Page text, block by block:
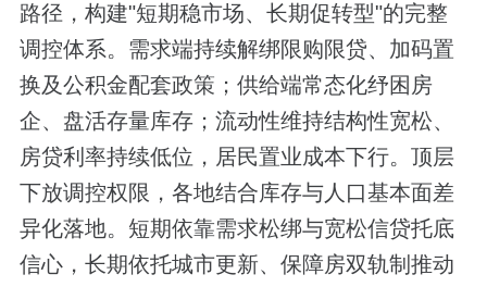
路径，构建"短期稳市场、长期促转型"的完整
调控体系。需求端持续解绑限购限贷、加码置
换及公积金配套政策；供给端常态化纾困房
企、盘活存量库存；流动性维持结构性宽松、
房贷利率持续低位，居民置业成本下行。顶层
下放调控权限，各地结合库存与人口基本面差
异化落地。短期依靠需求松绑与宽松信贷托底
信心，长期依托城市更新、保障房双轨制推动